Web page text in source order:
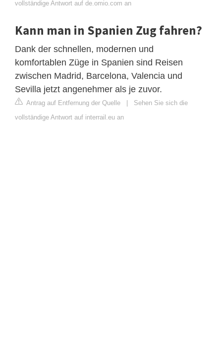
vollständige Antwort auf de.omio.com an
Kann man in Spanien Zug fahren?
Dank der schnellen, modernen und
komfortablen Züge in Spanien sind Reisen
zwischen Madrid, Barcelona, Valencia und
Sevilla jetzt angenehmer als je zuvor.
Antrag auf Entfernung der Quelle | Sehen Sie sich die
vollständige Antwort auf interrail.eu an